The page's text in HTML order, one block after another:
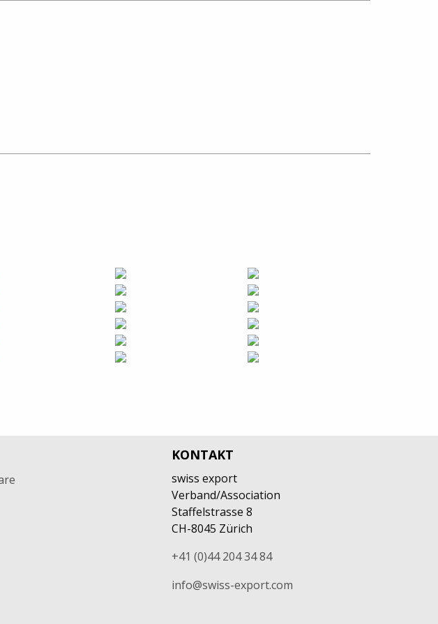
KONTAKT
swiss export
Verband/Association
Staffelstrasse 8
CH-8045 Zürich
+41 (0)44 204 34 84
info@swiss-export.com